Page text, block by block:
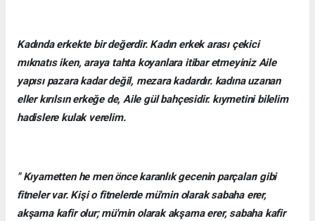
Kadında erkekte bir değerdir. Kadın erkek arası çekici
mıknatıs iken, araya tahta koyanlara itibar etmeyiniz Aile
yapısı pazara kadar değil, mezara kadardır. kadına uzanan
eller kırılsın erkeğe de, Aile gül bahçesidir. kıymetini bilelim
hadislere kulak verelim.
" Kıyametten he men önce karanlık gecenin parçaları gibi
fitneler var. Kişi o fitnelerde mü'min olarak sabaha erer,
akşama kafir olur; mü'min olarak akşama erer, sabaha kafir